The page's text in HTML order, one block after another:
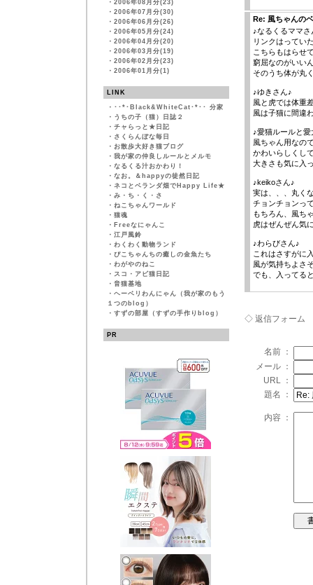
・ 2006年08月分(23)
・ 2006年07月分(30)
・ 2006年06月分(26)
・ 2006年05月分(24)
・ 2006年04月分(20)
・ 2006年03月分(19)
・ 2006年02月分(23)
・ 2006年01月分(1)
LINK
・ ･･*･Black&WhiteCat･*･･ 分家
・ うちの子（猫）日誌２
・ チャらっと★日記
・ さくらんぼな毎日
・ お散歩大好き猫ブログ
・ 我が家の仲良しルールとメルモ
・ なるくる汁おかわり！
・ なお。＆happyの徒然日記
・ ネコとベランダ畑でHappy Life★
・ み・ち・く・さ
・ ねこちゃんワールド
・ 猫魂
・ Freeなにゃんこ
・ 江戸風鈴
・ わくわく動物ランド
・ ぴこちゃんちの癒しの金魚たち
・ わがやのねこ
・ スコ・アビ猫日記
・ 音猫基地
・ ヘーベリわんにゃん（我が家のもう
１つのblog）
・ すずの部屋（すずの手作りblog）
PR
Re: 風ちゃんの
♪なるくるママさ
リンクはってい
こちらもはらせ
窮屈なのがいい
そのうち体が丸
♪ゆきさん♪
風と虎では体重
風は子猫に間違
♪愛猫ルールと
風ちゃん用なの
かわいらしくし
大きさも気に入
♪keikoさん♪
実は、、、丸く
チョンチョンっ
もちろん、風ち
虎はぜんぜん気
♪わらびさん♪
これはさすがに
風が気持ちよさ
でも、入ってる
◇ 返信フォーム
名前 ：
メール ：
URL ：
題名 ：
内容 ：